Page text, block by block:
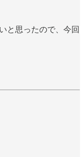
と思ったので、今回